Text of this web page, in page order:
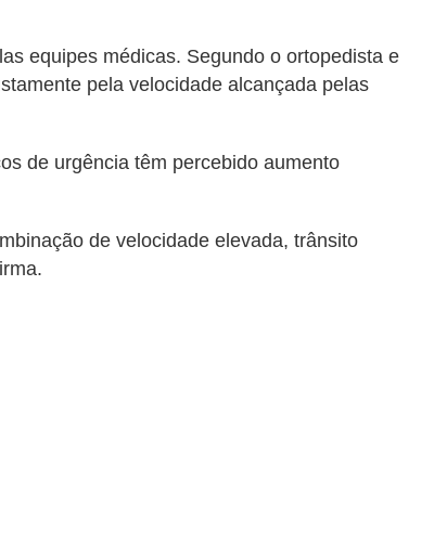
equipes médicas. Segundo o ortopedista e
pela velocidade alcançada pelas
de urgência têm percebido aumento
de velocidade elevada, trânsito